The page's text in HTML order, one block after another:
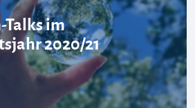
Talks im
2020/21